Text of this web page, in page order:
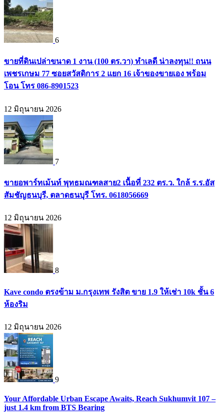
6
ขายที่ดินเปล่าขนาด 1 งาน (100 ตร.วา) ทำเลดี น่าลงทุน!! ถนน
เพชรเกษม 77 ซอยสวัสดิการ 2 แยก 16 เจ้าของขายเอง พร้อม
โอน โทร 086-8901523
12 มิถุนายน 2026
7
ขายอพาร์ทเม้นท์ พุทธมณฑลสาย2 เนื้อที่ 232 ตร.ว. ใกล้ ร.ร.อัส
สัมชัญธนบุรี, ตลาดธนบุรี โทร. 0618056669
12 มิถุนายน 2026
8
Kave condo ตรงข้าม ม.กรุงเทพ รังสิต ขาย 1.9 ให้เช่า 10k ชั้น 6
ห้องริม
12 มิถุนายน 2026
9
Your Affordable Urban Escape Awaits, Reach Sukhumvit 107 –
just 1.4 km from BTS Bearing